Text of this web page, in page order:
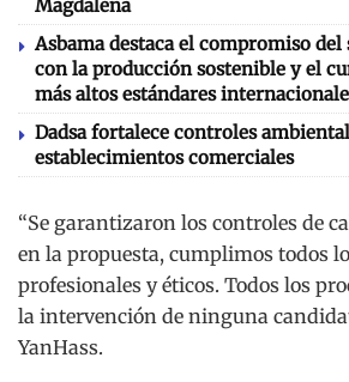
Magdalena
Asbama destaca el compromiso
con la producción sostenible y el
más altos estándares
Dadsa fortalece controles
establecimientos comerciales
“Se garantizaron los controles de
en la propuesta, cumplimos todos
profesionales y éticos. Todos los
la intervención de ninguna
YanHass.